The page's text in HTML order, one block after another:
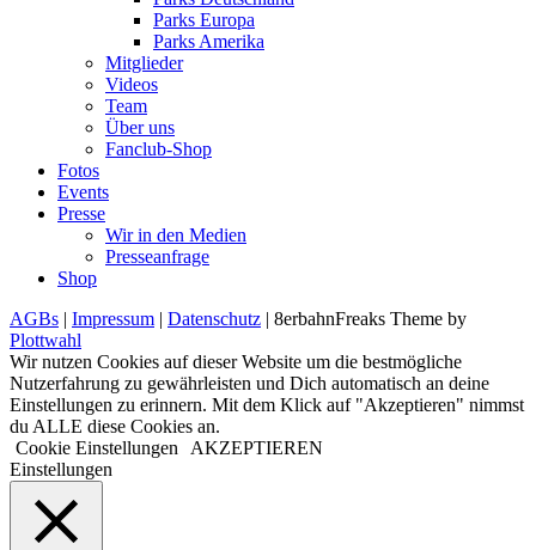
Parks Europa
Parks Amerika
Mitglieder
Videos
Team
Über uns
Fanclub-Shop
Fotos
Events
Presse
Wir in den Medien
Presseanfrage
Shop
AGBs | Impressum | Datenschutz | 8erbahnFreaks Theme by
Plottwahl
Wir nutzen Cookies auf dieser Website um die bestmögliche
Nutzerfahrung zu gewährleisten und Dich automatisch an deine
Einstellungen zu erinnern. Mit dem Klick auf "Akzeptieren" nimmst
du ALLE diese Cookies an.
Cookie Einstellungen AKZEPTIEREN
Einstellungen